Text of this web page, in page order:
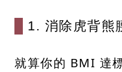
1. 消除虎背熊
就算你的 BMI 達